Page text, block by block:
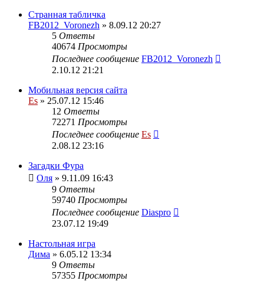
Странная табличка
FB2012_Voronezh » 8.09.12 20:27
5 Ответы
40674 Просмотры
Последнее сообщение FB2012_Voronezh
2.10.12 21:21
Мобильная версия сайта
Es » 25.07.12 15:46
12 Ответы
72271 Просмотры
Последнее сообщение Es
2.08.12 23:16
Загадки Фура
Оля » 9.11.09 16:43
9 Ответы
59740 Просмотры
Последнее сообщение Diaspro
23.07.12 19:49
Настольная игра
Дима » 6.05.12 13:34
9 Ответы
57355 Просмотры